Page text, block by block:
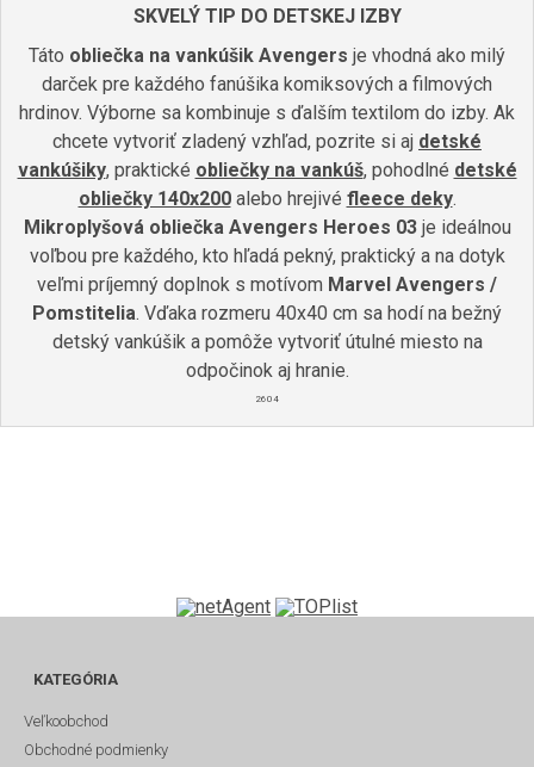
SKVELÝ TIP DO DETSKEJ IZBY
Táto obliečka na vankúšik Avengers je vhodná ako milý
darček pre každého fanúšika komiksových a filmových
hrdinov. Výborne sa kombinuje s ďalším textilom do izby. Ak
chcete vytvoriť zladený vzhľad, pozrite si aj detské
vankúšiky, praktické obliečky na vankúš, pohodlné detské
obliečky 140x200alebo hrejivé fleece deky.
Mikroplyšová obliečka Avengers Heroes 03je ideálnou
voľbou pre každého, kto hľadá pekný, praktický a na dotyk
veľmi príjemný doplnok s motívom Marvel Avengers /
Pomstitelia. Vďaka rozmeru 40x40 cm sa hodí na bežný
detský vankúšik a pomôže vytvoriť útulné miesto na
odpočinok aj hranie.
2604
KATEGÓRIA
Veľkoobchod
Obchodné podmienky